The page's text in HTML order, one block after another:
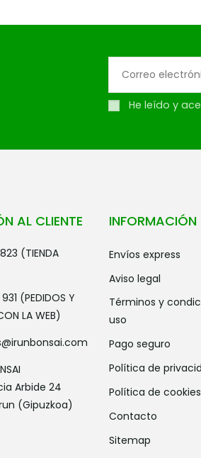
He leído y
AL CLIENTE
(TIENDA
(PEDIDOS Y
LA WEB)
Arbide 24
(Gipuzkoa)
INFORMACIÓN
envíos express
aviso legal
términos y condiciones de
uso
pago seguro
política de
política de cookies
contacto
sitemap